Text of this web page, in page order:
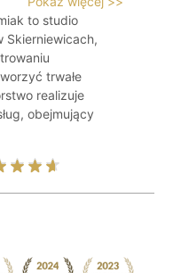
to studio
Skierniewicach,
trwałe
realizuje
obejmujący